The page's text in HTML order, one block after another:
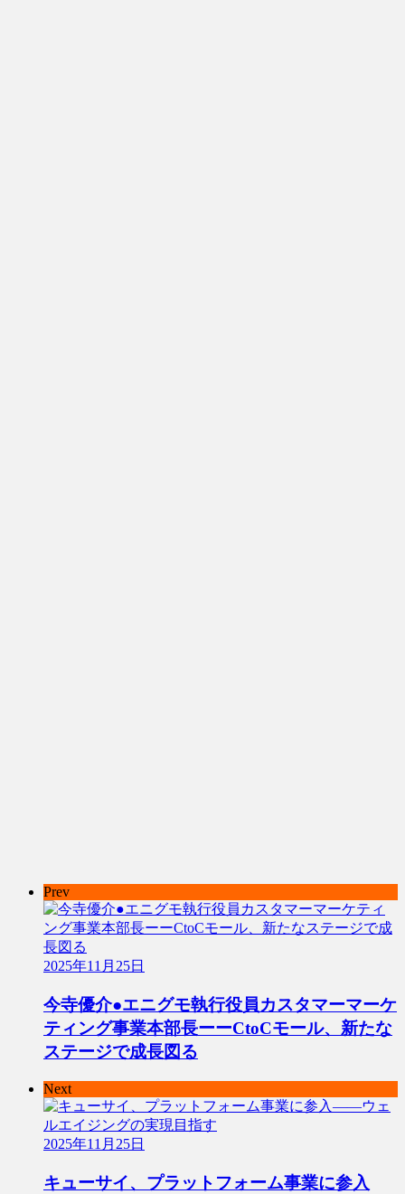
Prev
2025年11月25日
今寺優介●エニグモ執行役員カスタマーマーケ
ティング事業本部長ーーCtoCモール、新たな
ステージで成長図る
Next
2025年11月25日
キューサイ、プラットフォーム事業に参入